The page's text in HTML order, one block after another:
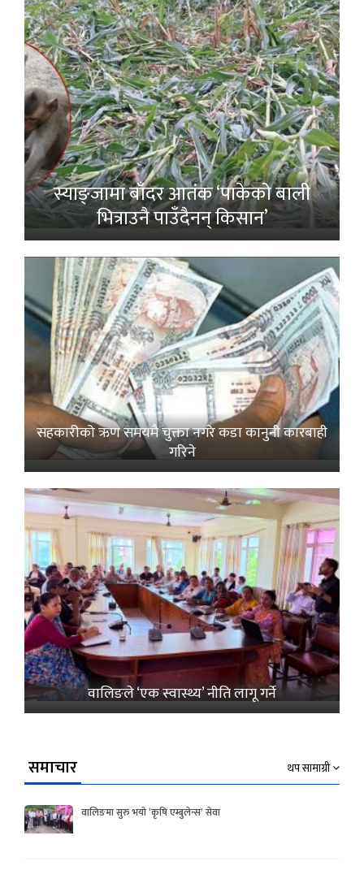
स्याङ्जामा बाँदर आतंक ‘पाकेको बाली
भित्राउनै पाउँदैनन् किसान’
सहकारीको ऋण समयमै चुक्ता नगरे कडा कानुनी कारबाही
गरिने
वालिङले ‘एक स्वास्थ्य’ नीति लागू गर्ने
समाचार थप सामाग्री
वालिङमा सुरु भयो ‘कृषि एम्बुलेन्स’ सेवा